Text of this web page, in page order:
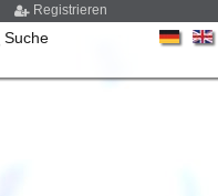
Registrieren
Suche